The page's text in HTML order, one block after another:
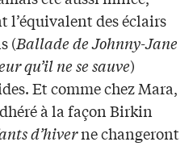
l’équivalent des éclairs
(Ballade de Johnny-Jane
qu’il ne se sauve)
Et comme chez Mara,
à la façon Birkin
d’hiverne changeront